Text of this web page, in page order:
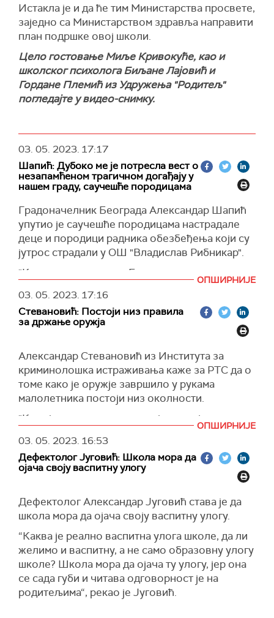
Истакла је и да ће тим Министарства просвете,
заједно са Министарством здравља направити
план подршке овој школи.
Цело гостовање Миље Кривокуће, као и
школског психолога Биљане Лајовић и
Гордане Племић из Удружења "Родитељ"
погледајте у видео-снимку.
03. 05. 2023. 17:17
Шапић: Дубоко ме је потресла вест о
незапамћеном трагичном догађају у
нашем граду, саучешће породицама
Градоначелник Београда Александар Шапић
упутио је саучешће породицама настрадале
деце и породици радника обезбеђења који су
јутрос страдали у ОШ "Владислав Рибникар".
"Kао градоначелника Београда, али, пре свега,
као човека и оца, дубоко ме је потресла вест о
јутрошњем трагичном догађају, незапамћеном
у историји нашег града. У име Града Београда
и у своје лично име, изражавам најдубље
радника обезбеђења, свесни неописивог бола
и туге коју осећају породице настрадалих
након ове трагедије и ненадокнадивог
губитка. У моменту када свака изговорена реч
звучи сувишно, рећи ћу још само да ће Град
настојати да свим породицама настрадалих,
као и повређенима, пружи сваку врсту помоћи
која им буде потребна, иако потпуно свестан
чињенице да недужне дечије животе ниједна
помоћ на свету више не може да надокнади",
наведено је у саучешћу градоначелника
Београда Александра Шапића.
ОПШИРНИЈЕ
03. 05. 2023. 17:16
Стевановић: Постоји низ правила
за држање оружја
Александар Стевановић из Института за
криминолошка истраживања каже за РТС да о
томе како је оружје завршило у рукама
малолетника постоји низ околности.
"Када је реч о држању оружја постоји низ
правила, један од неколицине услова је да
имате могућност да безбедно држите оружје.
То је за сада изјава оца дечака који је извршио
противправно дело", напомиње Стевановић.
Истиче да оружје мора бити на месту ком
физички не може да му приступи нико ко нема
дозволу да га држи.
“Није само ни то гарант. Подсетићу на податак
МУП-а за 2022. годину када је одузето око
7.000 комада ватреног оружја. То је
претпоставка која је заснована на
оперативним подацима да има око три
ОПШИРНИЈЕ
03. 05. 2023. 16:53
Дефектолог Југовић: Школа мора да
ојача своју васпитну улогу
Дефектолог Александар Југовић става је да
школа мора да ојача своју васпитну улогу.
“Каква је реално васпитна улога школе, да ли
желимо и васпитну, а не само образовну улогу
школе? Школа мора да ојача ту улогу, јер она
се сада губи и читава одговорност је на
родитељима“, рекао је Југовић.